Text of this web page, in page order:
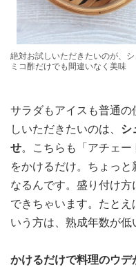
絶対お試しいただきたいのが、
ミコ酢だけでも間違いなく美味
サラダもアイスも普通
しいただきたいのは、 シ
せ。こちらも「アチェー
をかけるだけ。ちょっ
なるんです。盛り付け
できちゃいます。たと
いう方は、熟成年数が低
かけるだけで料理のウ